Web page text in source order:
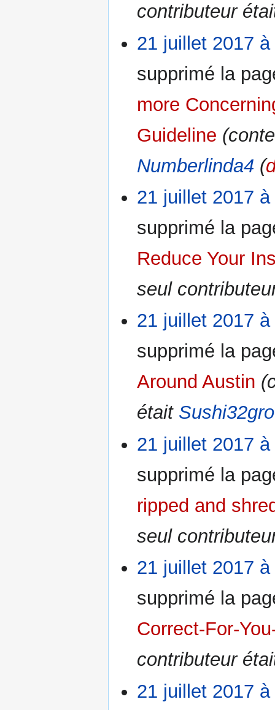
contributeur
21 juillet 2017 à
supprimé la
more
Guideline
Numberlinda4 (
21 juillet 2017 à
supprimé la
Reduce Your
seul
21 juillet 2017 à
supprimé la
Around Austin
était
21 juillet 2017 à
supprimé la
ripped and
seul
21 juillet 2017 à
supprimé la
Correct-For-
contributeur
21 juillet 2017 à